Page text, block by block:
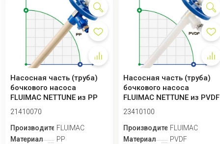
Насосная часть (труба)
бочкового насоса
FLUIMAC NETTUNE из PP
(вал HASTELLOY ...
21410070
ПроизводительFLUIMAC
Материал
PP
Насосная часть (труба)
бочкового насоса
FLUIMAC NETTUNE из PVDF
(вал HASTELLO...
23410100
ПроизводительFLUIMAC
Материал
PVDF